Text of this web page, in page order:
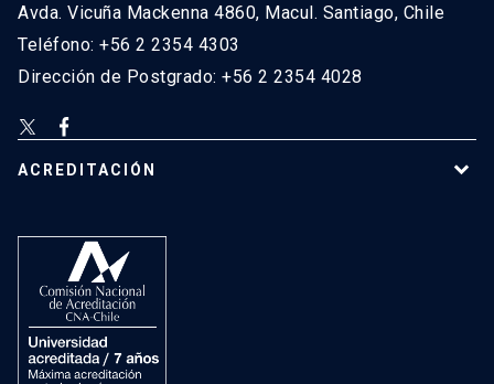
Avda. Vicuña Mackenna 4860, Macul. Santiago, Chile
Teléfono: +56 2 2354 4303
Dirección de Postgrado: +56 2 2354 4028
ACREDITACIÓN